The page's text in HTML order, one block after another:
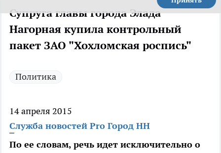
Супруга главы города Элада
Нагорная купила контрольный
пакет ЗАО "Хохломская роспись"
Политика
14 апреля 2015
Служба новостей Pro Город НН
По ее словам, речь идет исключительно о